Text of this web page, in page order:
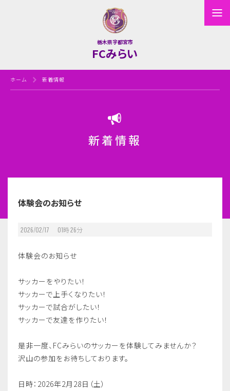
栃木県宇都宮市
FCみらい
ホーム 新着情報
新着情報
体験会のお知らせ
2026/02/17 01時26分
体験会のお知らせ
サッカーをやりたい！
サッカーで上手くなりたい！
サッカーで試合がしたい！
サッカーで友達を作りたい！
是非一度、FCみらいのサッカーを体験してみませんか？
沢山の参加をお待ちしております。
日時：2026年2月28日（土）